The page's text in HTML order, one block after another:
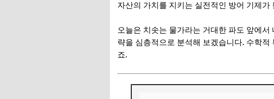
자산의 가치를 지키는 실전적인 방어 기제가
오늘은 치솟는 물가라는 거대한 파도 앞에
략을 심층적으로 분석해 보겠습니다. 수학
죠.